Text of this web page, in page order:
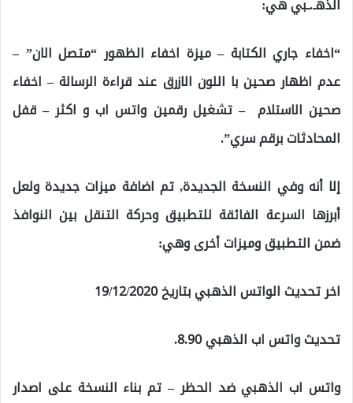
الذهـ.ـبي هي:
“اخفاء جاري الكتابة – ميزة اخفاء الظهور “متصل الان” –
عدم اظهار صحين با اللون الازرق عند قراءة الرسالة – اخفاء
صحين الاستلام – تشغيل رقمين واتس اب و اكثر – قفل
المحادثات برقم سري”.
إلا أنه وفي النسخة الجديدة, تم اضافة ميزات جديدة ولعل
أبرزها السرعة الفائقة للتطبيق وحركة التنقل بين النوافذ
ضمن التطبيق وميزات أخرى وهي:
اخر تحديث الواتس الذهبي بتاريخ 19/12/2020
تحديث واتس اب الذهبي 8.90.
واتس اب الذهبي ضد الحظر – تم بناء النسخة على اصدار